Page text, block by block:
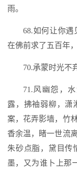
雨。
68.如何让你
在佛前求了五百年
70.承蒙时光不
71.风幽怨，
露，拂袖弱柳，潇
案，花弄影墙，竹
香余温，睹一世流
朱砂点脂，黛目传
墨，又为谁卜上那